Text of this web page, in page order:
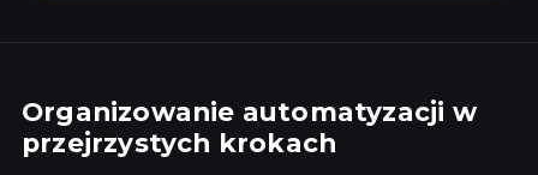
Organizowanie automatyzacji w
przejrzystych krokach